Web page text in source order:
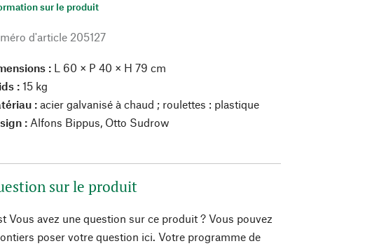
sur le produit
d'article 205127
: L 60 × P 40 × H 79 cm
: 15 kg
:acier galvanisé à chaud ; roulettes : plastique
: Alfons Bippus, Otto Sudrow
sur le produit
Vous avez une question sur ce produit ? Vous pouvez
poser votre question ici. Votre programme de